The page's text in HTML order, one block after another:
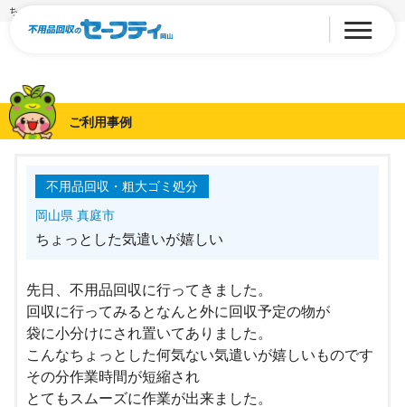
ちょっとした気遣いが嬉しい
ご利用事例
不用品回収・粗大ゴミ処分
岡山県 真庭市
ちょっとした気遣いが嬉しい
先日、不用品回収に行ってきました。
回収に行ってみるとなんと外に回収予定の物が
袋に小分けにされ置いてありました。
こんなちょっとした何気ない気遣いが嬉しいものです
その分作業時間が短縮され
とてもスムーズに作業が出来ました。